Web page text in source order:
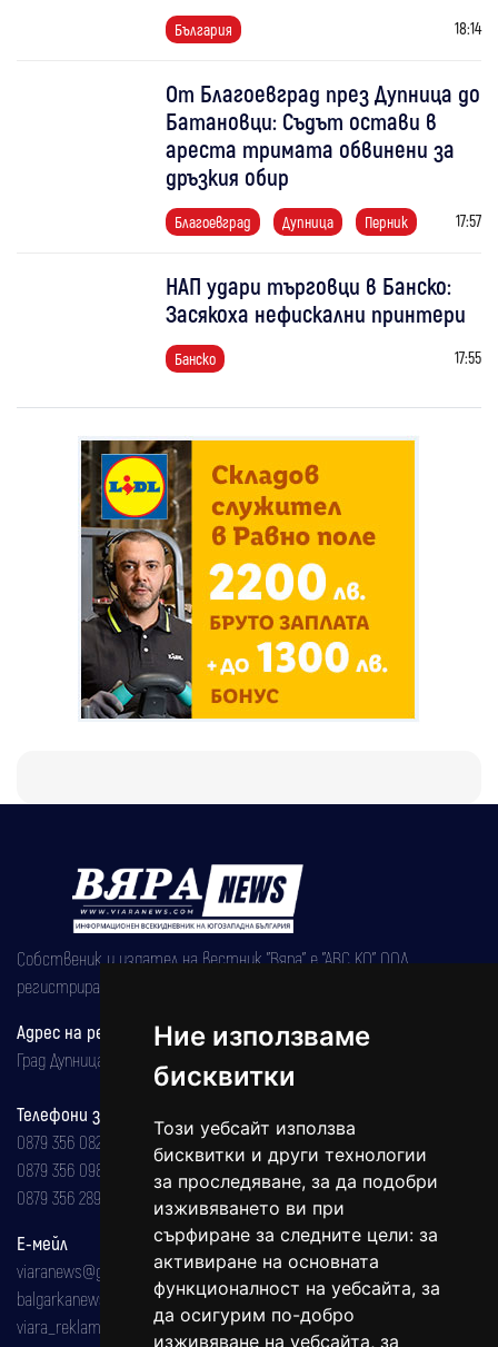
Ние използваме
бисквитки
Този уебсайт използва
бисквитки и други технологии
за проследяване, за да подобри
изживяването ви при
сърфиране за следните цели: за
активиране на основната
функционалност на уебсайта, за
да осигурим по-добро
изживяване на уебсайта, за
България 18:14
От Благоевград през Дупница до
Батановци: Съдът остави в
ареста тримата обвинени за
дръзкия обир
Благоевград Дупница Перник 17:57
НАП удари търговци в Банско:
Засякоха нефискални принтери
Банско 17:55
Собственик и издател на вестник "Вяра" е "АВС КО" ООД,
регистрирана на 08.05.2002 година.
Адрес на редакцията
Град Дупница, ул.''Христо Ботев" 43
Телефони за реклама и абонаменти
0879 356 082
0879 356 098
0879 356 289
Е-мейл
viaranews@gmail.com
balgarkanews@gmail.com
viara_reklama@mail.bg